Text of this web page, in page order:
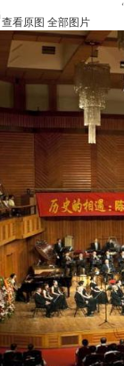
查看原图 全部图片